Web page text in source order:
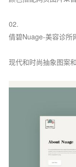
02.
倩碧Nuage-美容诊所
现代和时尚抽象图案